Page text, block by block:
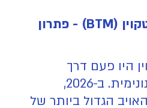
2. כספומטים של ביטקוין (BTM) - פתרון
היו פעם דרך
פופולרית לרכישה אנונימית. ב-2026,
הגדול ביותר של